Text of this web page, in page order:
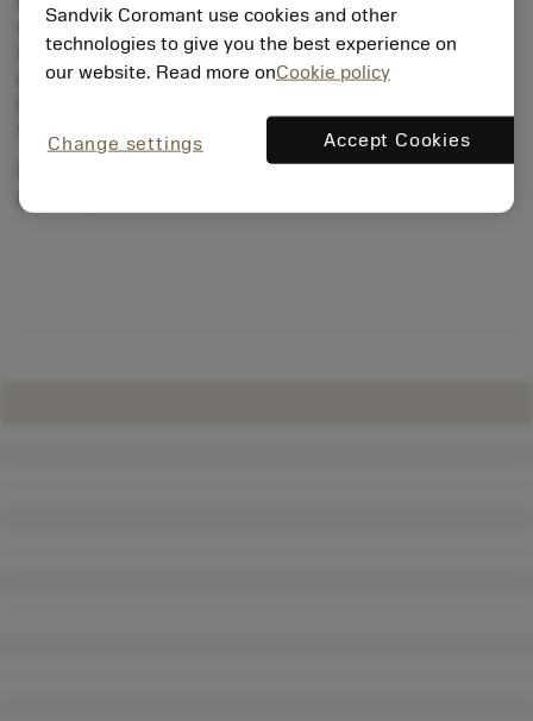
szczególnie często przy obróbce na długich wysięgach.
Drgania mogą być przyczyną złej jakości struktury
powierzchni, niewystarczającej dokładności wykonania
zużycia płytki i obrabiarki oraz hałasu.
Rozwiązanie problemu drgań zawsze oznacza wzrost
produktywności.
Sandvik Coromant use cookies and other
technologies to give you the best experience on
our website. Read more onCookie policy
Change settings Accept Cookies